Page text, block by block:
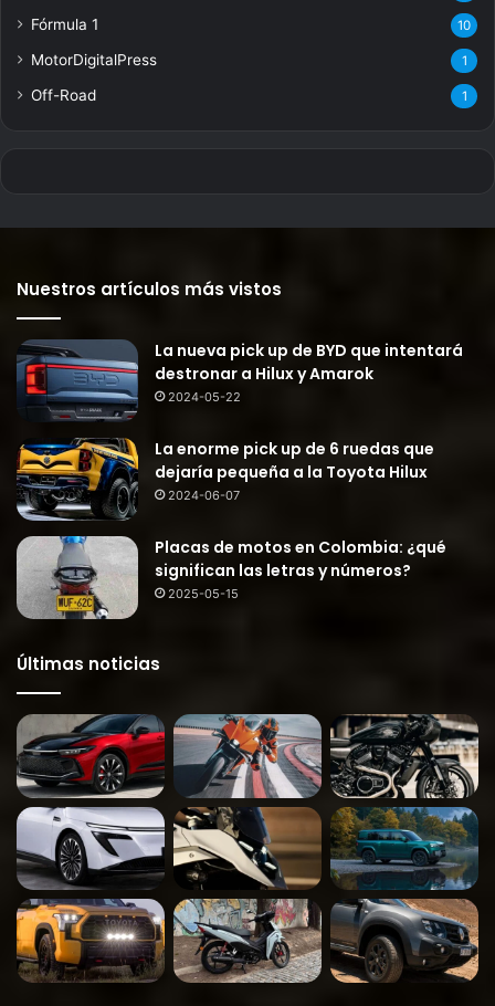
Fórmula 1 10
MotorDigitalPress 1
Off-Road 1
Nuestros artículos más vistos
La nueva pick up de BYD que intentará
destronar a Hilux y Amarok
2024-05-22
La enorme pick up de 6 ruedas que
dejaría pequeña a la Toyota Hilux
2024-06-07
Placas de motos en Colombia: ¿qué
significan las letras y números?
2025-05-15
Últimas noticias